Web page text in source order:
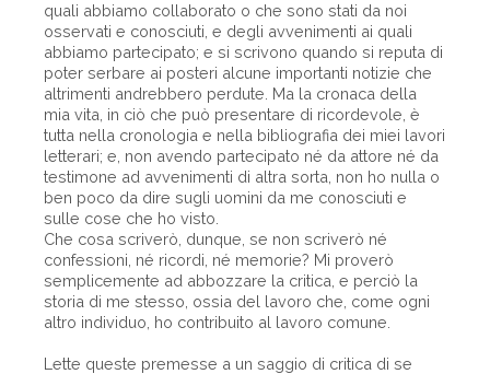
quali abbiamo collaborato o che sono stati da noi
osservati e conosciuti, e degli avvenimenti ai quali
abbiamo partecipato; e si scrivono quando si reputa di
poter serbare ai posteri alcune importanti notizie che
altrimenti andrebbero perdute. Ma la cronaca della
mia vita, in ciò che può presentare di ricordevole, è
tutta nella cronologia e nella bibliografia dei miei lavori
letterari; e, non avendo partecipato né da attore né da
testimone ad avvenimenti di altra sorta, non ho nulla o
ben poco da dire sugli uomini da me conosciuti e
sulle cose che ho visto.
Che cosa scriverò, dunque, se non scriverò né
confessioni, né ricordi, né memorie? Mi proverò
semplicemente ad abbozzare la critica, e perciò la
storia di me stesso, ossia del lavoro che, come ogni
altro individuo, ho contribuito al lavoro comune.
Lette queste premesse a un saggio di critica di se